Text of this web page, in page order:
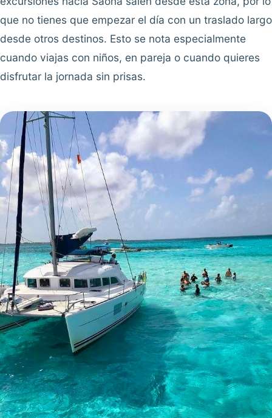
que no tienes que empezar el día con un traslado largo
desde otros destinos. Esto se nota especialmente
cuando viajas con niños, en pareja o cuando quieres
disfrutar la jornada sin prisas.